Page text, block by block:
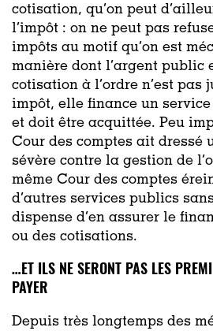
cotisation, qu’on peut
l’impôt : on ne peut pas
impôts au motif qu’on est
manière dont l’argent public
cotisation à l’ordre n’est pas
impôt, elle finance un
et doit être acquittée. Peu
Cour des comptes ait dressé
sévère contre la gestion de
même Cour des comptes
d’autres services publics
dispense d’en assurer le
ou des cotisations.
…ET ILS NE SERONT PAS LES
PAYER
Depuis très longtemps des